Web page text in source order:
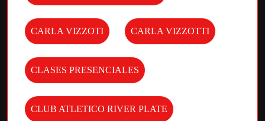
CARLA VIZZOTI CARLA VIZZOTTI
CLASES PRESENCIALES
CLUB ATLETICO RIVER PLATE